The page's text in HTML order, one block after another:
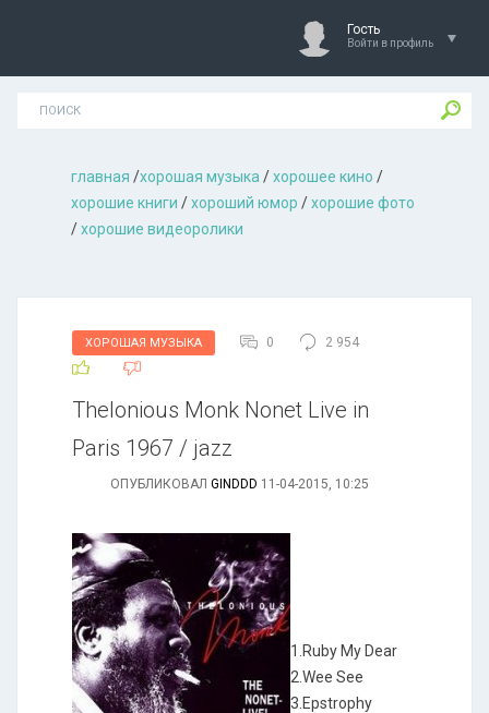
Гость
Войти в профиль
главная /хорошая музыкa /хорошее кино /
хорошие книги /хороший юмор /хорошие фото
/хорошие видеоролики
ХОРОШАЯ МУЗЫКА 0 2 954
Thelonious Monk Nonet Live in
Paris 1967 / jazz
ОПУБЛИКОВАЛ GINDDD 11-04-2015, 10:25
1.Ruby My Dear
2.Wee See
3.Epstrophy